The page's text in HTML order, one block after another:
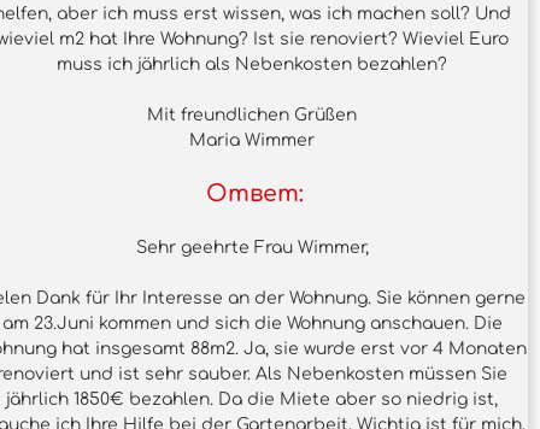
aber ich muss erst wissen, was ich machen soll? Und
m2 hat Ihre Wohnung? Ist sie renoviert? Wieviel Euro
muss ich jährlich als Nebenkosten bezahlen?
Mit freundlichen Grüßen
Maria Wimmer
Ответ:
Sehr geehrte Frau Wimmer,
Dank für Ihr Interesse an der Wohnung. Sie können gerne
am 23.Juni kommen und sich die Wohnung anschauen. Die
hat insgesamt 88m2. Ja, sie wurde erst vor 4 Monaten
und ist sehr sauber. Als Nebenkosten müssen Sie
jährlich 1850€ bezahlen. Da die Miete aber so niedrig ist,
ich Ihre Hilfe bei der Gartenarbeit. Wichtig ist für mich,